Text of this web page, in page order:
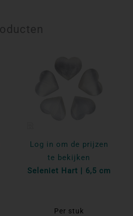
Log in om de prijzen
te bekijken
Seleniet Hart | 6,5 cm
Per stuk